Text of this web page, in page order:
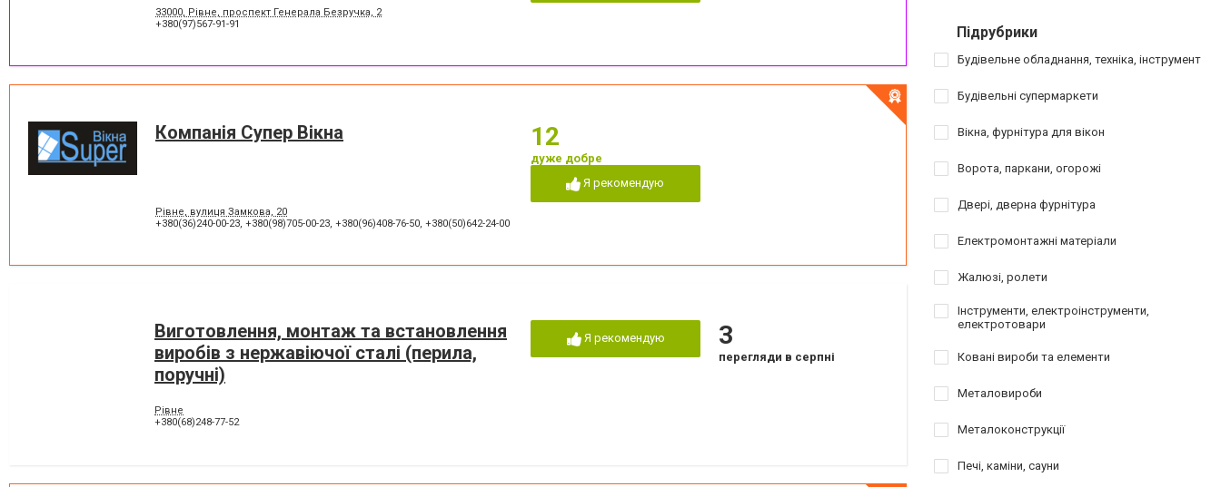
33000, Рівне, проспект Генерала Безручка, 2
+380(97)567-91-91
Компанія Супер Вікна
Рівне, вулиця Замкова, 20
+380(36)240-00-23, +380(98)705-00-23, +380(96)408-76-50, +380(50)642-24-00
12
дуже добре
Я рекомендую
Виготовлення, монтаж та встановлення
виробів з нержавіючої сталі (перила,
поручні)
Рівне
+380(68)248-77-52
Я рекомендую 3
перегляди в серпні
Підрубрики
Будівельне обладнання, техніка, інструмент
Будівельні супермаркети
Вікна, фурнітура для вікон
Ворота, паркани, огорожі
Двері, дверна фурнітура
Електромонтажні матеріали
Жалюзі, ролети
Інструменти, електроінструменти,
електротовари
Ковані вироби та елементи
Металовироби
Металоконструкції
Печі, каміни, сауни